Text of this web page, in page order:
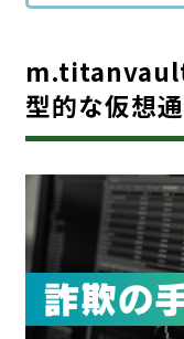
型的な仮想